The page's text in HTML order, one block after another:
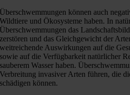
Überschwemmungen können auch
Wildtiere und Ökosysteme haben. In
Überschwemmungen das
zerstören und das Gleichgewicht der
weitreichende Auswirkungen auf die
sowie auf die Verfügbarkeit natürlicher
sauberem Wasser haben.
Verbreitung invasiver Arten führen, die
schädigen können.